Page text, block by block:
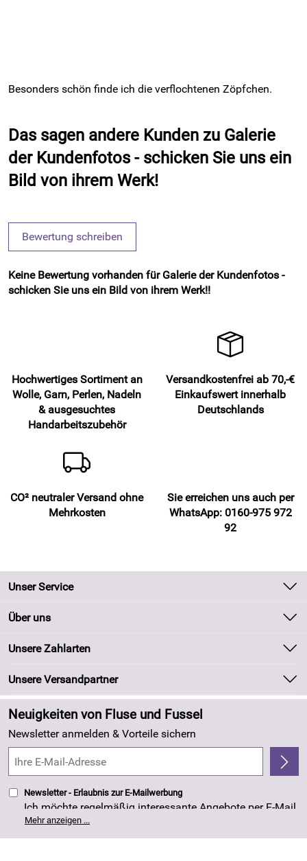
Besonders schön finde ich die verflochtenen Zöpfchen.
Das sagen andere Kunden zu Galerie
der Kundenfotos - schicken Sie uns ein
Bild von ihrem Werk!
Bewertung schreiben
Keine Bewertung vorhanden für Galerie der Kundenfotos -
schicken Sie uns ein Bild von ihrem Werk!!
Hochwertiges Sortiment an
Wolle, Garn, Perlen, Nadeln
& ausgesuchtes
Handarbeitszubehör
Versandkostenfrei ab 70,-€
Einkaufswert innerhalb
Deutschlands
CO² neutraler Versand ohne
Mehrkosten
Sie erreichen uns auch per
WhatsApp: 0160-975 972
92
Unser Service
Kontakt
Kundeninformationen
Newsletter
Zahlung und Versand
Kundenlogin
Über uns
Unsere Bestseller
Neu
Angebote
Made in Germany
4,8/5*****
Unsere Zahlarten
Unsere Versandpartner
Neuigkeiten von Fluse und Fussel
Newsletter anmelden & Vorteile sichern
Newsletter - Erlaubnis zur E-Mailwerbung
Ich möchte regelmäßig interessante Angebote per E-Mail
erhalten. Meine E-Mail-Adresse wird nicht an andere
Unternehmen weitergegeben. Die Einwilligung zur
Nutzung meiner E-Mail- Adresse für Werbezwecke kann
Mehr anzeigen ...